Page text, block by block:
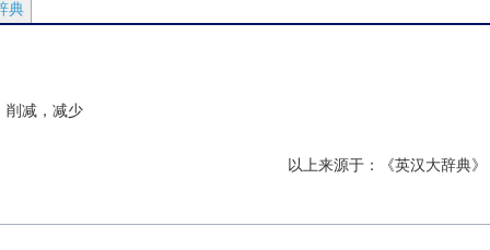
典
削减，减少
以上来源于：《英汉大辞典》